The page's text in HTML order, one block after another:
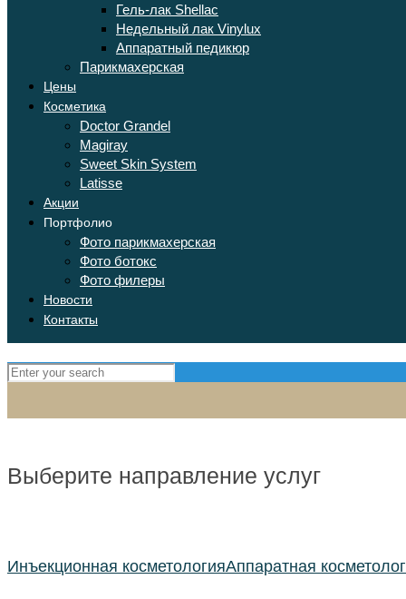
Гель-лак Shellac
Недельный лак Vinylux
Аппаратный педикюр
Парикмахерская
Цены
Косметика
Doctor Grandel
Magiray
Sweet Skin System
Latisse
Акции
Портфолио
Фото парикмахерская
Фото ботокс
Фото филеры
Новости
Контакты
Выберите направление услуг
Инъекционная косметологияАппаратная